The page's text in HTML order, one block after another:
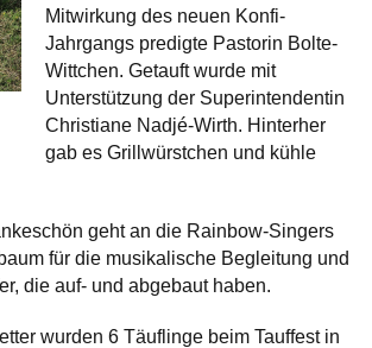
Mitwirkung des neuen Konfi-
Jahrgangs predigte Pastorin Bolte-
Wittchen. Getauft wurde mit
Unterstützung der Superintendentin
Christiane Nadjé-Wirth. Hinterher
gab es Grillwürstchen und kühle
geht an die Rainbow-Singers
für die musikalische Begleitung und
die auf- und abgebaut haben.
wurden 6 Täuflinge beim Tauffest in